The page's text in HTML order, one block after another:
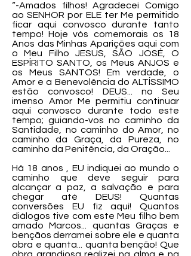
“-Amados filhos! Agradecei Comigo
ao SENHOR por ELE ter Me permitido
ficar aqui convosco durante tanto
tempo! Hoje vós comemorais os 18
Anos das Minhas Aparições aqui com
o Meu Filho JESUS, SÃO JOSÉ, O
ESPÍRITO SANTO, os Meus ANJOS e
os Meus SANTOS! Em verdade, o
Amor e a Benevolência do ALTÍSSIMO
estão convosco! DEUS... no Seu
imenso Amor Me permitiu continuar
aqui convosco durante todo este
tempo; guiando-vos no caminho da
Santidade, no caminho do Amor, no
caminho da Graça, da Pureza, no
caminho da Penitência, da Oração...
Há 18 anos , EU indiquei ao mundo o
caminho que deve seguir para
alcançar a paz, a salvação e para
chegar até DEUS! Quantas
conversões EU fiz aqui! Quantos
diálogos tive com este Meu filho bem
amado Marcos... quantas Graças e
bençãos derramei sobre ele e quanta
obra e quanta... quanta benção! Que